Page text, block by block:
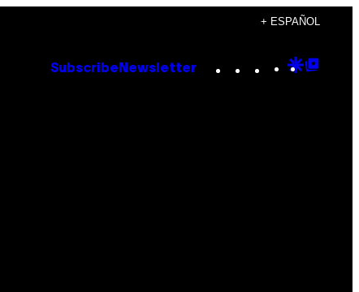
+ ESPAÑOL
Subscribe Newsletter Instagram
TikTok
YouTube
Google